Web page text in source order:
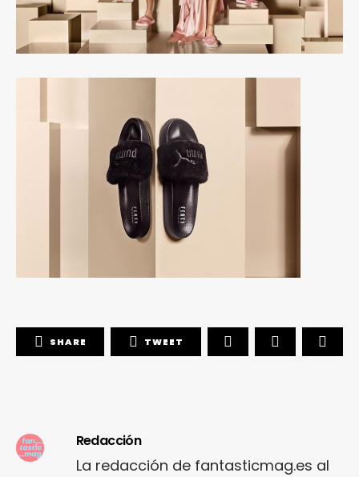
SHARE TWEET
Redacción
La redacción de fantasticmag.es al